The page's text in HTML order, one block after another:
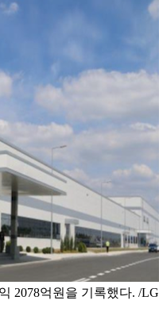
2078억원을 기록했다. /LG